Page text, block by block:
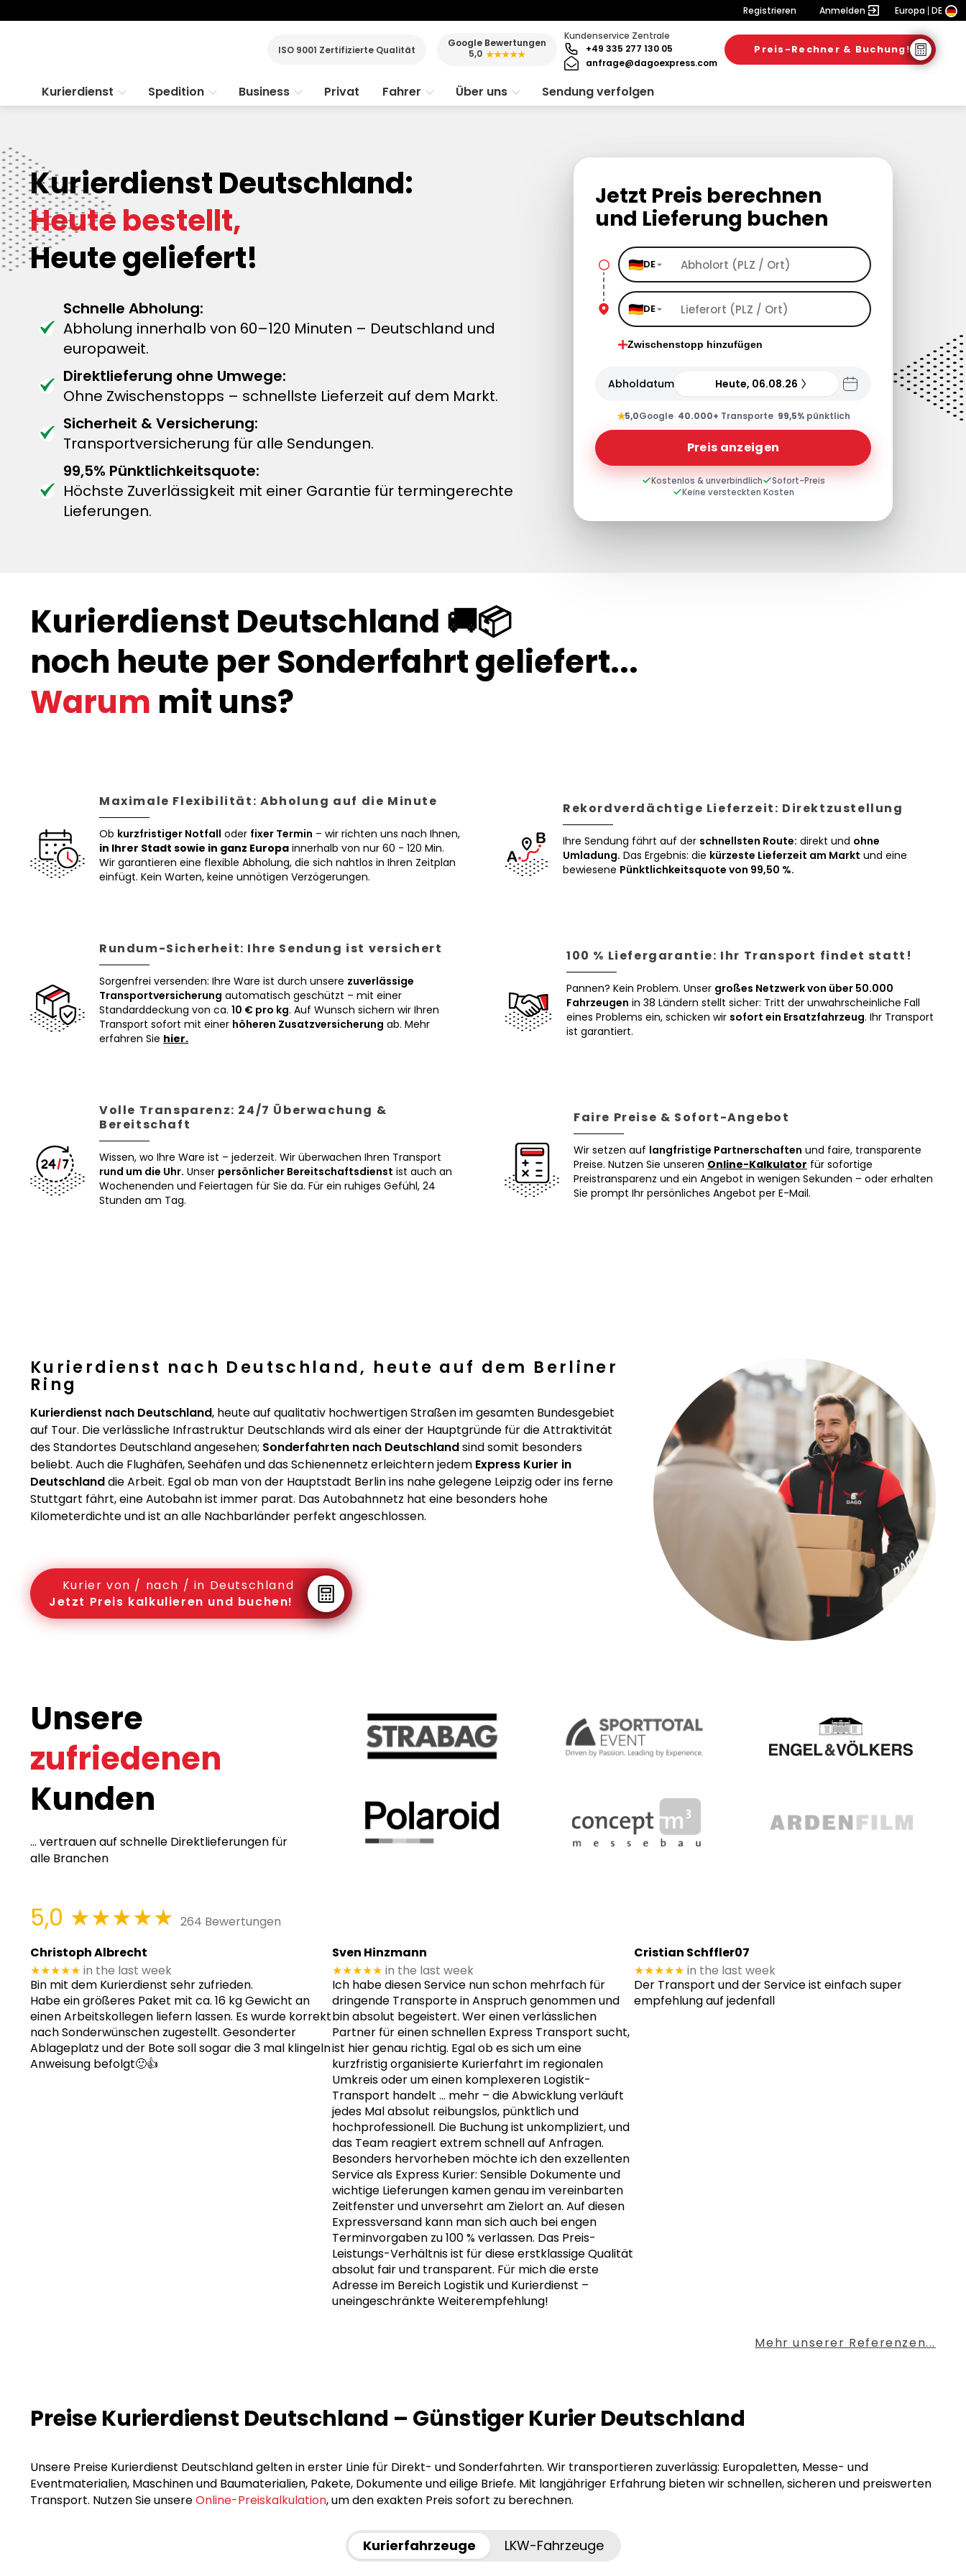
Registrieren Anmelden Europa DE
ISO 9001 Zertifizierte Qualität
Google Bewertungen
5,0 ★★★★★
Kundenservice Zentrale
+49 335 277 130 05
anfrage@dagoexpress.com
Preis-Rechner & Buchung!
Kurierdienst Spedition Business Privat Fahrer Über uns Sendung verfolgen
Kurierdienst Deutschland:
Heute bestellt,
Heute geliefert!
Schnelle Abholung:
Abholung innerhalb von 60–120 Minuten – Deutschland und
europaweit.
Direktlieferung ohne Umwege:
Ohne Zwischenstopps – schnellste Lieferzeit auf dem Markt.
Sicherheit & Versicherung:
Transportversicherung für alle Sendungen.
99,5% Pünktlichkeitsquote:
Höchste Zuverlässigkeit mit einer Garantie für termingerechte
Lieferungen.
Jetzt Preis berechnen
und Lieferung buchen
DE
DE
Zwischenstopp hinzufügen
Abholdatum Heute, 06.08.26
★5,0Google· 40.000+ Transporte· 99,5%pünktlich
Preis anzeigen
Kostenlos & unverbindlich
Sofort-Preis
Keine versteckten Kosten
Kurierdienst Deutschland 🚚📦
noch heute per Sonderfahrt geliefert...
Warum mit uns?
Maximale Flexibilität: Abholung auf die Minute
Ob kurzfristiger Notfall oder fixer Termin – wir richten uns nach Ihnen,
in Ihrer Stadt sowie in ganz Europa innerhalb von nur 60 - 120 Min.
Wir garantieren eine flexible Abholung, die sich nahtlos in Ihren Zeitplan
einfügt. Kein Warten, keine unnötigen Verzögerungen.
Rekordverdächtige Lieferzeit: Direktzustellung
Ihre Sendung fährt auf der schnellsten Route: direkt und ohne
Umladung. Das Ergebnis: die kürzeste Lieferzeit am Markt und eine
bewiesene Pünktlichkeitsquote von 99,50 %.
Rundum-Sicherheit: Ihre Sendung ist versichert
Sorgenfrei versenden: Ihre Ware ist durch unsere zuverlässige
Transportversicherung automatisch geschützt – mit einer
Standarddeckung von ca. 10 € pro kg. Auf Wunsch sichern wir Ihren
Transport sofort mit einer höheren Zusatzversicherung ab. Mehr
erfahren Sie hier.
100 % Liefergarantie: Ihr Transport findet statt!
Pannen? Kein Problem. Unser großes Netzwerk von über 50.000
Fahrzeugen in 38 Ländern stellt sicher: Tritt der unwahrscheinliche Fall
eines Problems ein, schicken wir sofort ein Ersatzfahrzeug. Ihr Transport
ist garantiert.
Volle Transparenz: 24/7 Überwachung &
Bereitschaft
Wissen, wo Ihre Ware ist – jederzeit. Wir überwachen Ihren Transport
rund um die Uhr. Unser persönlicher Bereitschaftsdienst ist auch an
Wochenenden und Feiertagen für Sie da. Für ein ruhiges Gefühl, 24
Stunden am Tag.
Faire Preise & Sofort-Angebot
Wir setzen auf langfristige Partnerschaften und faire, transparente
Preise. Nutzen Sie unseren Online-Kalkulator für sofortige
Preistransparenz und ein Angebot in wenigen Sekunden – oder erhalten
Sie prompt Ihr persönliches Angebot per E-Mail.
Kurierdienst nach Deutschland, heute auf dem Berliner
Ring
Kurierdienst nach Deutschland, heute auf qualitativ hochwertigen Straßen im gesamten Bundesgebiet
auf Tour. Die verlässliche Infrastruktur Deutschlands wird als einer der Hauptgründe für die Attraktivität
des Standortes Deutschland angesehen; Sonderfahrten nach Deutschlandsind somit besonders
beliebt. Auch die Flughäfen, Seehäfen und das Schienennetz erleichtern jedem Express Kurier in
Deutschlanddie Arbeit. Egal ob man von der Hauptstadt Berlin ins nahe gelegene Leipzig oder ins ferne
Stuttgart fährt, eine Autobahn ist immer parat. Das Autobahnnetz hat eine besonders hohe
Kilometerdichte und ist an alle Nachbarländer perfekt angeschlossen.
Kurier von / nach / in Deutschland
Jetzt Preis kalkulieren und buchen!
Unsere
zufriedenen
Kunden
... vertrauen auf schnelle Direktlieferungen für
alle Branchen
5,0 ★★★★★ 264 Bewertungen
Christoph Albrecht
★★★★★ in the last week
Bin mit dem Kurierdienst sehr zufrieden.
Habe ein größeres Paket mit ca. 16 kg Gewicht an
einen Arbeitskollegen liefern lassen. Es wurde korrekt
nach Sonderwünschen zugestellt. Gesonderter
Ablageplatz und der Bote soll sogar die 3 mal klingeln
Anweisung befolgt🙂👍
Sven Hinzmann
★★★★★ in the last week
Ich habe diesen Service nun schon mehrfach für
dringende Transporte in Anspruch genommen und
bin absolut begeistert. Wer einen verlässlichen
Partner für einen schnellen Express Transport sucht,
ist hier genau richtig. Egal ob es sich um eine
kurzfristig organisierte Kurierfahrt im regionalen
Umkreis oder um einen komplexeren Logistik-
Transport handelt … mehr– die Abwicklung verläuft
jedes Mal absolut reibungslos, pünktlich und
hochprofessionell. Die Buchung ist unkompliziert, und
das Team reagiert extrem schnell auf Anfragen.
Besonders hervorheben möchte ich den exzellenten
Service als Express Kurier: Sensible Dokumente und
wichtige Lieferungen kamen genau im vereinbarten
Zeitfenster und unversehrt am Zielort an. Auf diesen
Expressversand kann man sich auch bei engen
Terminvorgaben zu 100 % verlassen. Das Preis-
Leistungs-Verhältnis ist für diese erstklassige Qualität
absolut fair und transparent. Für mich die erste
Adresse im Bereich Logistik und Kurierdienst –
uneingeschränkte Weiterempfehlung!
Cristian Schffler07
★★★★★ in the last week
Der Transport und der Service ist einfach super
empfehlung auf jedenfall
Mehr unserer Referenzen...
Preise Kurierdienst Deutschland – Günstiger Kurier Deutschland
Unsere Preise Kurierdienst Deutschland gelten in erster Linie für Direkt- und Sonderfahrten. Wir transportieren zuverlässig: Europaletten, Messe- und
Eventmaterialien, Maschinen und Baumaterialien, Pakete, Dokumente und eilige Briefe. Mit langjähriger Erfahrung bieten wir schnellen, sicheren und preiswerten
Transport. Nutzen Sie unsereOnline-Preiskalkulation, um den exakten Preis sofort zu berechnen.
Kurierfahrzeuge LKW-Fahrzeuge